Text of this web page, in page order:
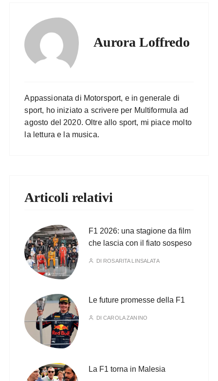
Aurora Loffredo
Appassionata di Motorsport, e in generale di
sport, ho iniziato a scrivere per Multiformula ad
agosto del 2020. Oltre allo sport, mi piace molto
la lettura e la musica.
Articoli relativi
F1 2026: una stagione da film
che lascia con il fiato sospeso
DI ROSARITA LINSALATA
Le future promesse della F1
DICAROLA ZANINO
La F1 torna in Malesia